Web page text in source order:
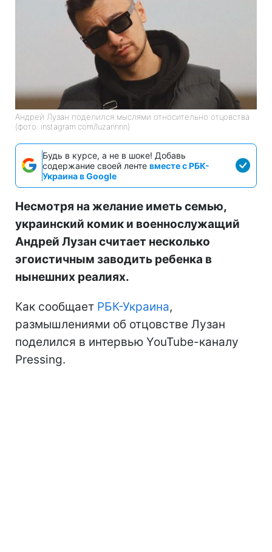
Андрей Лузан поделился мыслями относительно отцовства
(фото: instagram.com/luzannnn)
Будь в курсе, а не в шоке! Добавь
содержание своей ленте вместе с РБК-
Украина в Google
Несмотря на желание иметь семью,
украинский комик и военнослужащий
Андрей Лузан считает несколько
эгоистичным заводить ребенка в
нынешних реалиях.
Как сообщает РБК-Украина,
размышлениями об отцовстве Лузан
поделился в интервью YouTube-каналу
Pressing.